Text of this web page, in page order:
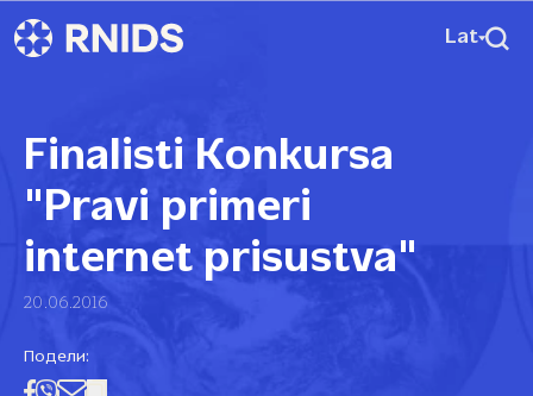
Lat
Finalisti Konkursa
"Pravi primeri
internet prisustva"
20.06.2016
Подели: